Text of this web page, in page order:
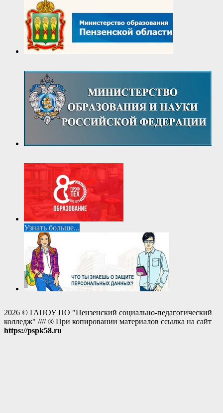
Узнать больше...
2026 © ГАПОУ ПО "Пензенский социально-педагогический
колледж" //// ® При копировании материалов ссылка на сайт
https://pspk58.ru